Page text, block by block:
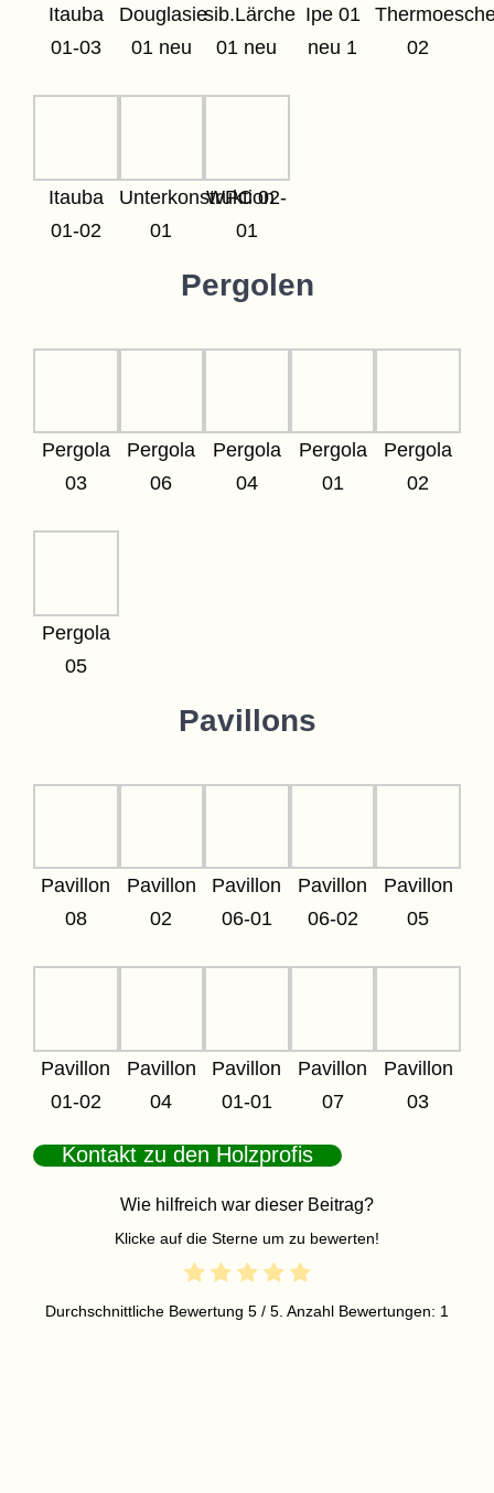
Itauba
01-03
Douglasie
01 neu
sib.Lärche
01 neu
Ipe 01
neu 1
02
Itauba
01-02
Unterkonstruktion
01
WPC 02-
01
Pergolen
Pergola
03
Pergola
06
Pergola
04
Pergola
01
Pergola
02
Pergola
05
Pavillons
Pavillon
08
Pavillon
02
Pavillon
06-01
Pavillon
06-02
Pavillon
05
Pavillon
01-02
Pavillon
04
Pavillon
01-01
Pavillon
07
Pavillon
03
Kontakt zu den Holzprofis
Wie hilfreich war dieser Beitrag?
Klicke auf die Sterne um zu bewerten!
Durchschnittliche Bewertung 5 / 5. Anzahl Bewertungen: 1